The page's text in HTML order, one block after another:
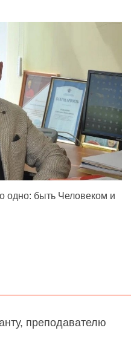
одно: быть Человеком и
преподавателю